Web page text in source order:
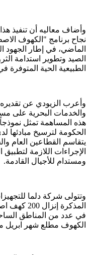
وأضاف معاليه أن تنفيذ
نجاح برنامج "الكهوف
الماضي، في إطار الجهود
الصيد وتطوير استدامة
الطبيعية الحية المتوفرة
وأعرب الزيودي عن تقديره
والخدمات البحرية على
هذه المساهمة تمثل
الحكومة لترسيخ
يتقاسم القطاعين العام
الإجراءات اللازمة
ومستدام للأجيال القادمة.
وتتولى شركة دلما
المذكرة
في عدد من المناطق
الكهوف مطلع شهر ابريل